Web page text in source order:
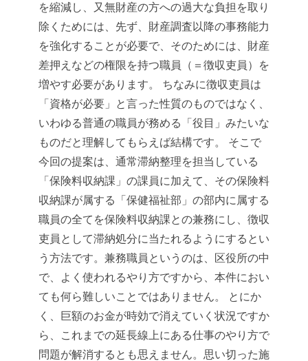
を縮減し、又無財産の方への過大な負担を取り
除くためには、先ず、財産調査以降の事務能力
を強化することが必要で、そのためには、財産
差押えなどの権限を持つ職員（＝徴収吏員）を
増やす必要があります。
ちなみに徴収吏員は
「資格が必要」と言った性質のものではなく、
いわゆる普通の職員が務める「役目」みたいな
ものだと理解してもらえば結構です。
そこで
今回の提案は、通常滞納整理を担当している
「保険料収納課」の課員に加えて、その保険料
収納課が属する「保健福祉部」の部内に属する
職員の全てを保険料収納課との兼務にし、徴収
吏員として滞納処分に当たれるようにするとい
う方法です。兼務職員というのは、区役所の中
で、よく使われるやり方ですから、本件におい
ても何ら難しいことではありません。
とにか
く、巨額のお金が時効で消えていく状況ですか
ら、これまでの延長線上にある仕事のやり方で
問題が解消するとも思えません。思い切った施